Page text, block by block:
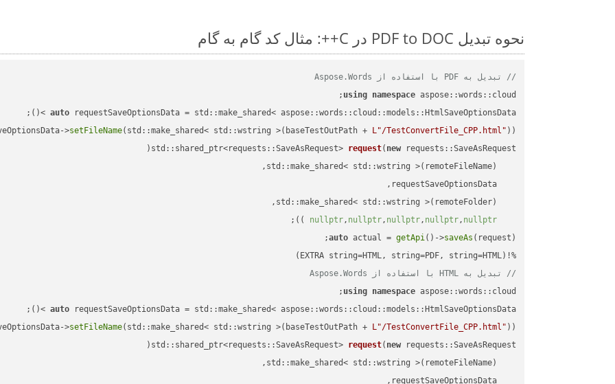
نحوه تبدیل PDF to DOC در C++: مثال کد گام به گام
// تبدیل به PDF با استفاده از Aspose.Words
using namespace aspose::words::cloud;
auto
>setFileName(std::make_shared< std::wstring >(baseTestOutPath + L"/TestConvertFile_CPP.html" ));
std::shared_ptr<requests::SaveAsRequest> request( new
nullptr, nullptr, nullptr, nullptr, nullptr
))
;
auto actual = getApi()->saveAs
%!(EXTRA string=HTML, string=PDF, string=HTML)
// تبدیل به HTML با استفاده از Aspose.Words
using namespace aspose::words::cloud;
auto
>setFileName(std::make_shared< std::wstring >(baseTestOutPath + L"/TestConvertFile_CPP.html" ));
std::shared_ptr<requests::SaveAsRequest> request( new